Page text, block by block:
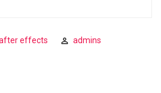
effects admins